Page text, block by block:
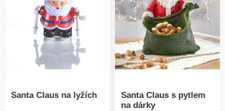
Santa Claus na lyžích
Santa Claus s pytlem
na dárky